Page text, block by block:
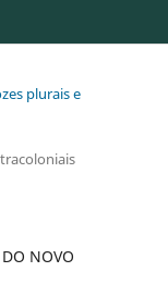
plurais e
NOVO